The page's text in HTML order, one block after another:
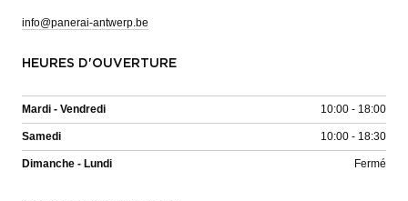
info@panerai-antwerp.be
HEURES D'OUVERTURE
Mardi - Vendredi 10:00 - 18:00
Samedi 10:00 - 18:30
Dimanche - Lundi Fermé